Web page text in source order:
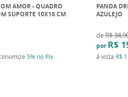
AMOR - QUADRO
SUPORTE 10X10 CM
5% no Pix
PANDA
AZULEJO
deR$
por R$
à vista R$